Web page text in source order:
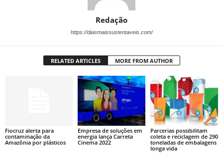
Redação
https://diasmaissustentaveis.com/
RELATED ARTICLES MORE FROM AUTHOR
Fiocruz alerta para
contaminação da
Amazônia por plásticos
Empresa de soluções em
energia lança Carreta
Cinema 2022
Parcerias possibilitam
coleta e reciclagem de 290
toneladas de embalagens
longa vida